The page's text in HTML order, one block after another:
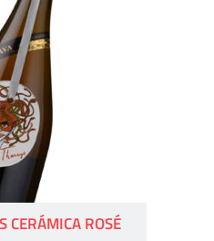
CERÁMICA ROSÉ